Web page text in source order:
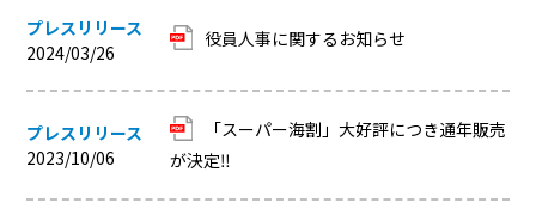
プレスリリース
2024/03/26
役員人事に関するお知らせ
プレスリリース
2023/10/06
「スーパー海割」大好評につき通年販売
が決定‼